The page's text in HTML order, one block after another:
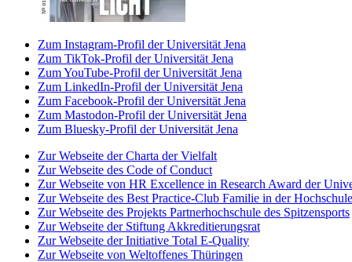
Zum Instagram-Profil der Universität Jena
Zum TikTok-Profil der Universität Jena
Zum YouTube-Profil der Universität Jena
Zum LinkedIn-Profil der Universität Jena
Zum Facebook-Profil der Universität Jena
Zum Mastodon-Profil der Universität Jena
Zum Bluesky-Profil der Universität Jena
Zur Webseite der Charta der Vielfalt
Zur Webseite des Code of Conduct
Zur Webseite von HR Excellence in Research Award der
Zur Webseite des Best Practice-Club Familie in der Hochschule
Zur Webseite des Projekts Partnerhochschule des Spitzensports
Zur Webseite der Stiftung Akkreditierungsrat
Zur Webseite der Initiative Total E-Quality
Zur Webseite von Weltoffenes Thüringen